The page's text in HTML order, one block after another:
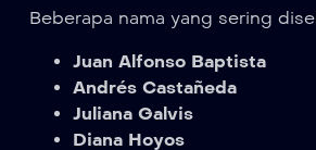
Beberapa nama yang sering
Juan Alfonso Baptista
Andrés Castañeda
Juliana Galvis
Diana Hoyos